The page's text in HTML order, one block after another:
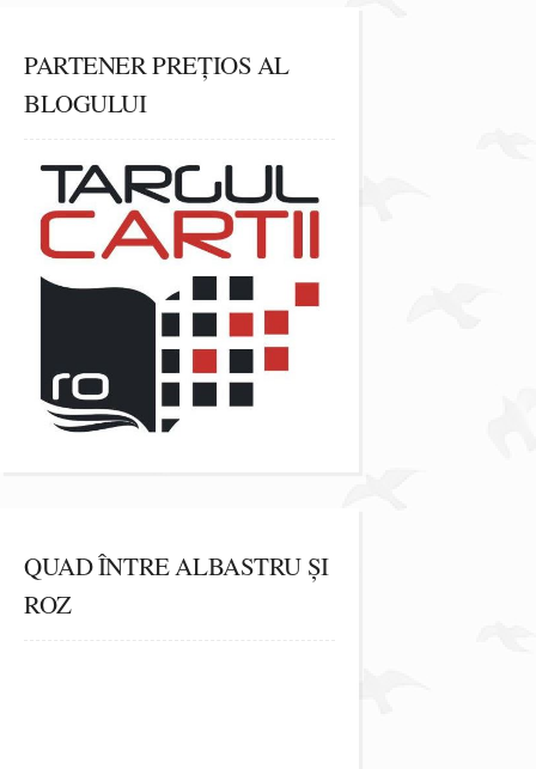
PARTENER PREȚIOS AL
BLOGULUI
QUAD ÎNTRE ALBASTRU ȘI
ROZ